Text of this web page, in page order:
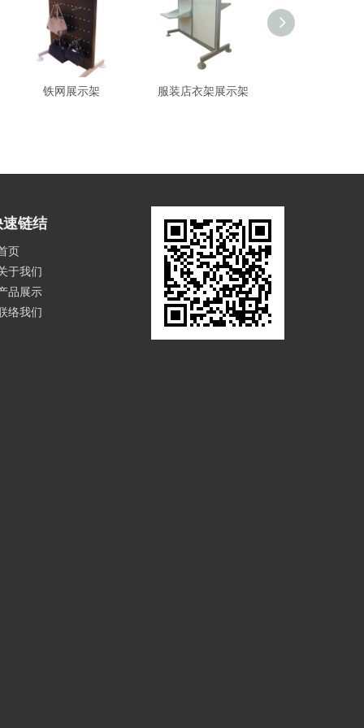
铁网展示架 服装店衣架展示架
速链结
页
于我们
品展示
络我们